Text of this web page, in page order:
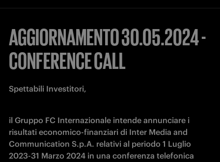
AGGIORNAMENTO 30.05.2024 -
CONFERENCE CALL
Spettabili Investitori,
il Gruppo FC Internazionale intende annunciare i
risultati economico-finanziari di Inter Media and
Communication S.p.A. relativi al periodo 1 Luglio
2023-31 Marzo 2024 in una conferenza telefonica